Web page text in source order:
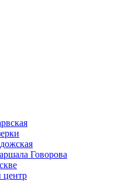
Говорова
центр